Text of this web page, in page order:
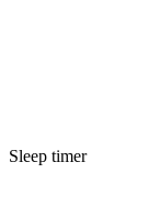
Sleep timer